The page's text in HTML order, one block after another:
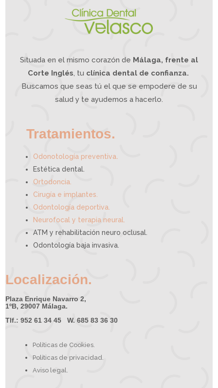
Situada en el mismo corazón de Málaga, frente al
Corte Inglés, tu clínica dental de confianza.
Buscamos que seas tú el que se empodere de su
salud y te ayudemos a hacerlo.
Tratamientos.
Odonotología preventiva.
Estética dental.
Ortodoncia.
Cirugía e implantes.
Odontología deportiva.
Neurofocal y terapia neural.
ATM y rehabilitación neuro oclusal.
Odontología baja invasiva.
Localización.
Plaza Enrique Navarro 2,
1ºB, 29007 Málaga.
Tlf.: 952 61 34 45 W. 685 83 36 30
Políticas de Cookies.
Políticas de privacidad.
Aviso legal.